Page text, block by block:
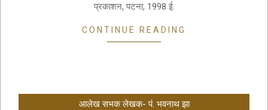
प्रकाशन, पटना, 1998 ई.
CONTINUE READING
आलेख सभक लेखक- पं. भवनाथ झा